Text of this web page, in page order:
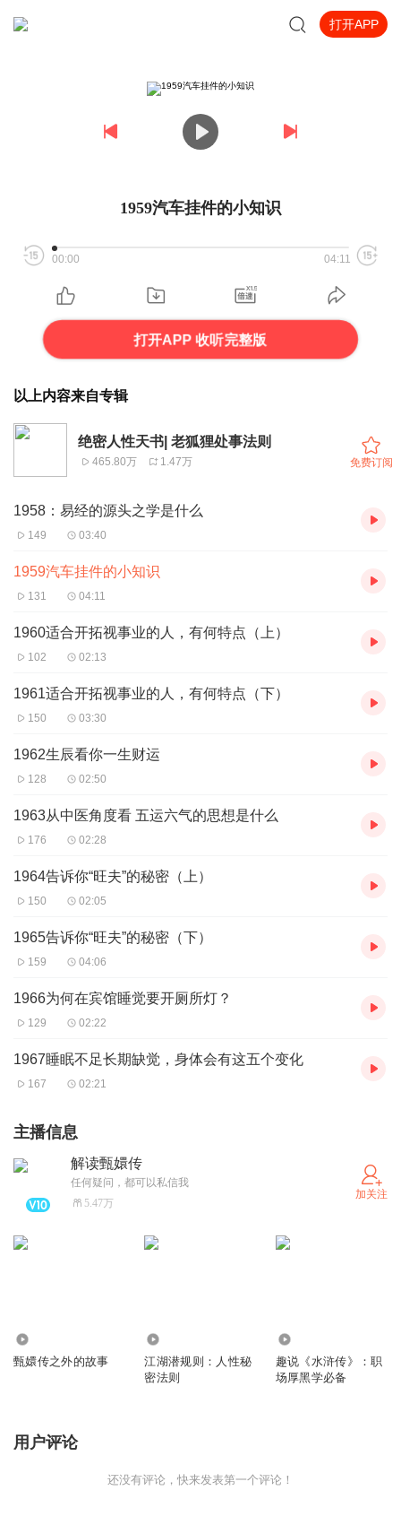
打开APP
1959汽车挂件的小知识
00:00 04:11
打开APP 收听完整版
以上内容来自专辑
绝密人性天书| 老狐狸处事法则
465.80万 1.47万 免费订阅
1958：易经的源头之学是什么
149 03:40
1959汽车挂件的小知识
131 04:11
1960适合开拓视事业的人，有何特点（上）
102 02:13
1961适合开拓视事业的人，有何特点（下）
150 03:30
1962生辰看你一生财运
128 02:50
1963从中医角度看 五运六气的思想是什么
176 02:28
1964告诉你“旺夫”的秘密（上）
150 02:05
1965告诉你“旺夫”的秘密（下）
159 04:06
1966为何在宾馆睡觉要开厕所灯？
129 02:22
1967睡眠不足长期缺觉，身体会有这五个变化
167 02:21
主播信息
解读甄嬛传
任何疑问，都可以私信我
5.47万
加关注
甄嬛传之外的故事
江湖潜规则：人性秘
密法则
趣说《水浒传》：职
场厚黑学必备
用户评论
还没有评论，快来发表第一个评论！